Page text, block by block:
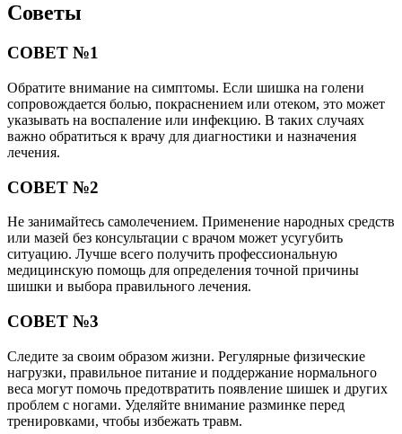
Советы
СОВЕТ №1
Обратите внимание на симптомы. Если шишка на голени
сопровождается болью, покраснением или отеком, это может
указывать на воспаление или инфекцию. В таких случаях
важно обратиться к врачу для диагностики и назначения
лечения.
СОВЕТ №2
Не занимайтесь самолечением. Применение народных средств
или мазей без консультации с врачом может усугубить
ситуацию. Лучше всего получить профессиональную
медицинскую помощь для определения точной причины
шишки и выбора правильного лечения.
СОВЕТ №3
Следите за своим образом жизни. Регулярные физические
нагрузки, правильное питание и поддержание нормального
веса могут помочь предотвратить появление шишек и других
проблем с ногами. Уделяйте внимание разминке перед
тренировками, чтобы избежать травм.